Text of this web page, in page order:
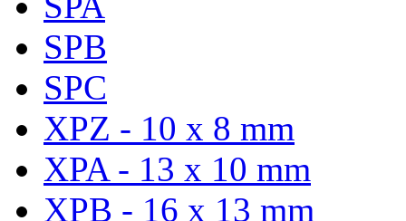
SPB
SPC
XPZ - 10 x 8 mm
XPA - 13 x 10 mm
XPB - 16 x 13 mm